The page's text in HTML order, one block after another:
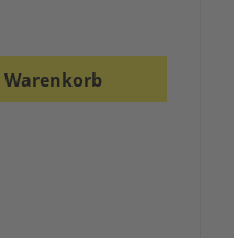
Warenkorb